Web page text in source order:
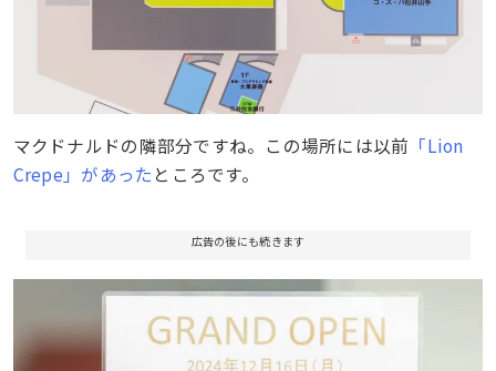
マクドナルドの隣部分ですね。この場所には以前 「Lion
Crepe」があった ところです。
広告の後にも続きます